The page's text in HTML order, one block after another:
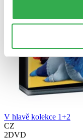
V hlavě kolekce 1+2
CZ
2DVD